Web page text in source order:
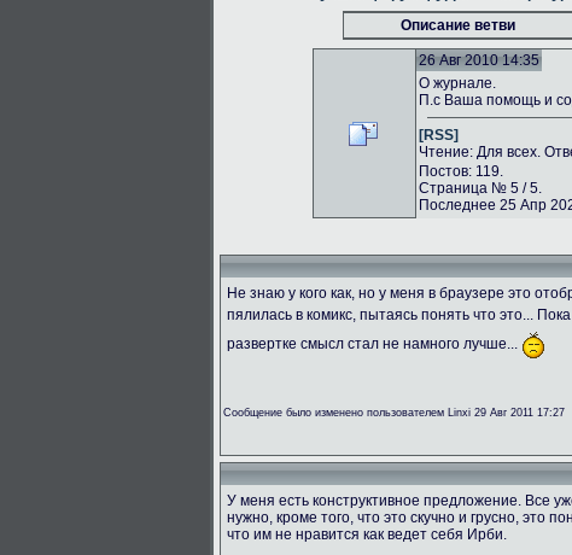
Описание ветви
26 Авг 2010 14:35
О журнале.
П.с Ваша помощь и
[RSS]
Чтение: Для всех.
Постов: 119.
Страница № 5 / 5.
Последнее 25 Апр
Не знаю у кого как, но у меня в браузере это
пялилась в комикс, пытаясь понять что это...
развертке смысл стал не намного лучше...
Сообщение было изменено пользователем Linxi 29 Авг 2011 17:27
У меня есть конструктивное предложение. Все
нужно, кроме того, что это скучно и грусно, это
что им не нравится как ведет себя Ирби.